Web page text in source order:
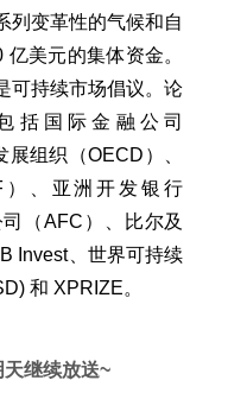
列变革性的气候和自
美元的集体资金。
可持续市场倡议。论
括国际金融公司
展组织（OECD）、
、亚洲开发银行
（AFC）、比尔及
Invest、世界可持续
和 XPRIZE。
继续放送~